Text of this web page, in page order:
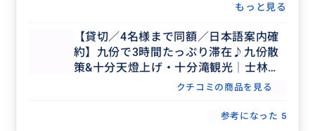
もっと見る
【貸切／4名様まで同額／日本語案内確
約】九份で3時間たっぷり滞在♪九份散
策&十分天燈上げ・十分滝観光│士林夜
市・台北市内解散OKクチコミの商品を見る
参考になった 5